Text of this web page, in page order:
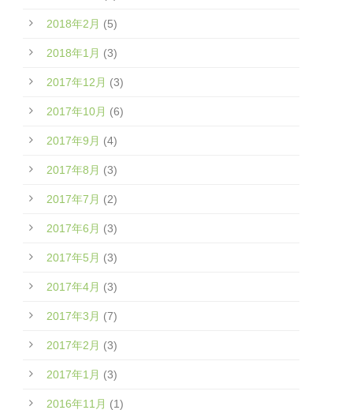
2018年2月 (5)
2018年1月 (3)
2017年12月 (3)
2017年10月 (6)
2017年9月 (4)
2017年8月 (3)
2017年7月 (2)
2017年6月 (3)
2017年5月 (3)
2017年4月 (3)
2017年3月 (7)
2017年2月 (3)
2017年1月 (3)
2016年11月 (1)